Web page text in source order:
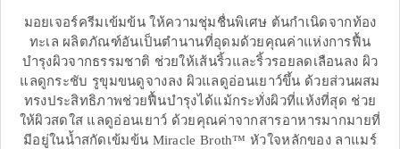
มอยเจอร์ครีมเข้มข้น ให้ความชุ่มชื่นพิเศษ ต้นกำเนิดจากท้อง
ทะเล ผลิตภัณฑ์อันเป็นตำนานที่อุดมด้วยคุณค่าแห่งการฟื้น
บำรุงผิวจากธรรมชาติ ช่วยให้เส้นริ้วและริ้วรอยลดเลือนลง ผิว
แลดูกระชับ รูขุมขนดูจางลง ผิวแลดูอ่อนเยาว์ขึ้น ด้วยส่วนผสม
ทรงประสิทธิภาพช่วยฟื้นบำรุงได้แม้กระทั่งผิวที่แห้งที่สุด ช่วย
ให้ผิวสดใส แลดูอ่อนเยาว์ ด้วยคุณค่าจากสารอาหารมากมายที่
มีอยู่ในน้ำสกัดเข้มข้น Miracle Broth™ หัวใจหลักของ ลาแมร์